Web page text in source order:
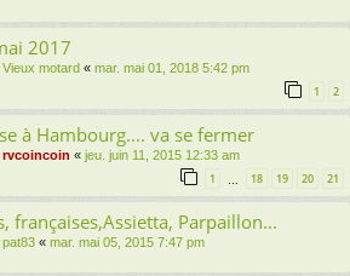
2017
Vieux motard « mar. mai 01, 2018 5:42 pm
1 2
à Hambourg.... va se fermer
rvcoincoin « jeu. juin 11, 2015 12:33 am
1 … 18 19 20 21
françaises,Assietta, Parpaillon...
pat83 « mar. mai 05, 2015 7:47 pm